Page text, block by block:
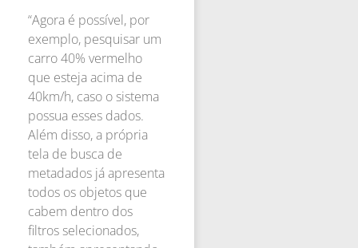
“Agora é possível, por
exemplo, pesquisar um
carro 40% vermelho
que esteja acima de
40km/h, caso o sistema
possua esses dados.
Além disso, a própria
tela de busca de
metadados já apresenta
todos os objetos que
cabem dentro dos
filtros selecionados,